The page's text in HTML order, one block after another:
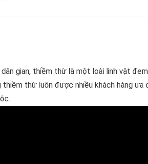
gian, thiềm thừ là một loài linh vật
thừ luôn được nhiều khách hàng ưa